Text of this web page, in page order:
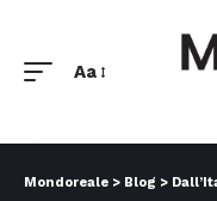
Aa
Mondoreale > Blog >